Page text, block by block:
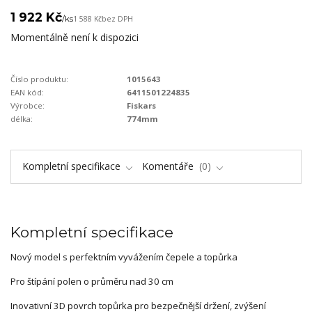
1 922 Kč/ks1 588 Kčbez DPH
Momentálně není k dispozici
Číslo produktu:
1015643
EAN kód:
6411501224835
Výrobce:
Fiskars
délka:
774mm
Kompletní specifikace Komentáře 0
Kompletní specifikace
Nový model s perfektním vyvážením čepele a topůrka
Pro štípání polen o průměru nad 30 cm
Inovativní 3D povrch topůrka pro bezpečnější držení, zvýšení